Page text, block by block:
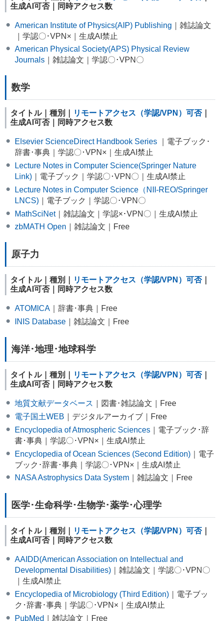
生成AI可否｜同時アクセス数
American Institute of Physics(AIP) Publishing ｜雑誌論文
｜学認〇･VPN×｜生成AI禁止
American Physical Society(APS) Physical Review
Journals ｜雑誌論文｜学認〇･VPN〇
数学
タイトル｜種別｜ リモートアクセス（学認/VPN）可否｜
生成AI可否｜同時アクセス数
Elsevier ScienceDirect Handbook Series
｜電子ブック･
辞書･事典｜学認〇･VPN×｜生成AI禁止
Lecture Notes in Computer Science(Springer Nature
Link) ｜電子ブック｜学認〇･VPN〇｜生成AI禁止
Lecture Notes in Computer Science（NII-REO/Springer
LNCS) ｜電子ブック｜学認〇･VPN〇
MathSciNet｜雑誌論文｜学認×･VPN〇｜生成AI禁止
zbMATH Open ｜雑誌論文｜Free
原子力
タイトル｜種別｜ リモートアクセス（学認/VPN）可否｜
生成AI可否｜同時アクセス数
ATOMICA ｜辞書･事典｜Free
INIS Database ｜雑誌論文｜Free
海洋･地理･地球科学
タイトル｜種別｜ リモートアクセス（学認/VPN）可否｜
生成AI可否｜同時アクセス数
地質文献データベース
｜図書･雑誌論文｜Free
電子国土WEB ｜デジタルアーカイブ｜Free
Encyclopedia of Atmospheric Sciences ｜電子ブック･辞
書･事典｜学認〇･VPN×｜生成AI禁止
Encyclopedia of Ocean Sciences (Second Edition) ｜電子
ブック･辞書･事典｜学認〇･VPN×｜生成AI禁止
NASA Astrophysics Data System ｜雑誌論文｜Free
医学･生命科学･生物学･薬学･心理学
タイトル｜種別｜ リモートアクセス（学認/VPN）可否｜
生成AI可否｜同時アクセス数
AAIDD(American Association on Intellectual and
Developmental Disabilities) ｜雑誌論文｜学認〇･VPN〇
｜生成AI禁止
Encyclopedia of Microbiology (Third Edition) ｜電子ブッ
ク･辞書･事典｜学認〇･VPN×｜生成AI禁止
PubMed
｜雑誌論文｜Free